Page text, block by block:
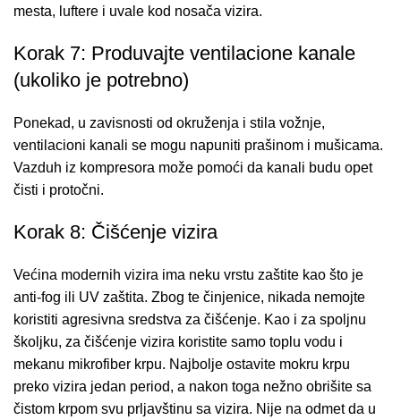
mesta, luftere i uvale kod nosača vizira.
Korak 7: Produvajte ventilacione kanale
(ukoliko je potrebno)
Ponekad, u zavisnosti od okruženja i stila vožnje,
ventilacioni kanali se mogu napuniti prašinom i mušicama.
Vazduh iz kompresora može pomoći da kanali budu opet
čisti i protočni.
Korak 8: Čišćenje vizira
Većina modernih vizira ima neku vrstu zaštite kao što je
anti-fog ili UV zaštita. Zbog te činjenice, nikada nemojte
koristiti agresivna sredstva za čišćenje. Kao i za spoljnu
školjku, za čišćenje vizira koristite samo toplu vodu i
mekanu mikrofiber krpu. Najbolje ostavite mokru krpu
preko vizira jedan period, a nakon toga nežno obrišite sa
čistom krpom svu prljavštinu sa vizira. Nije na odmet da u